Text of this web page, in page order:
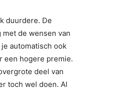
duurdere. De
de wensen van
automatisch ook
een hogere premie.
deel van
toch wel doen. Al